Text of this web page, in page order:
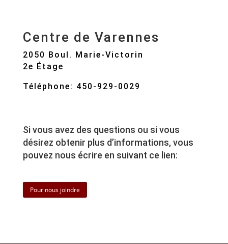
Centre de Varennes
2050 Boul. Marie-Victorin
2e Étage
Téléphone: 450-929-0029
Si vous avez des questions ou si vous
désirez obtenir plus d’informations, vous
pouvez nous écrire en suivant ce lien:
Pour nous joindre